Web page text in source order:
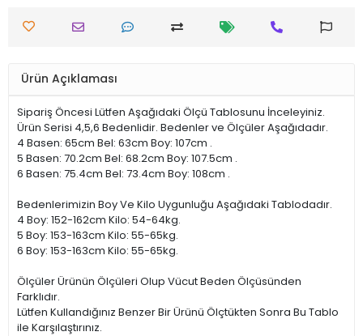
Ürün Açıklaması
Sipariş Öncesi Lütfen Aşağıdaki Ölçü Tablosunu İnceleyiniz.
Ürün Serisi 4,5,6 Bedenlidir. Bedenler ve Ölçüler Aşağıdadır.
4 Basen: 65cm Bel: 63cm Boy: 107cm .
5 Basen: 70.2cm Bel: 68.2cm Boy: 107.5cm .
6 Basen: 75.4cm Bel: 73.4cm Boy: 108cm .
Bedenlerimizin Boy Ve Kilo Uygunluğu Aşağıdaki Tablodadır.
4 Boy: 152-162cm Kilo: 54-64kg.
5 Boy: 153-163cm Kilo: 55-65kg.
6 Boy: 153-163cm Kilo: 55-65kg.
Ölçüler Ürünün Ölçüleri Olup Vücut Beden Ölçüsünden
Farklıdır.
Lütfen Kullandığınız Benzer Bir Ürünü Ölçtükten Sonra Bu Tablo
ile Karşılaştırınız.